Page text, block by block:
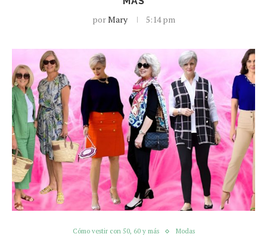
porMary 5:14 pm
Cómo vestir con 50, 60 y más Modas